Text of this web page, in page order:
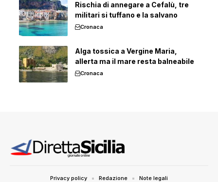
Rischia di annegare a Cefalù, tre
militari si tuffano e la salvano
Cronaca
Alga tossica a Vergine Maria,
allerta ma il mare resta balneabile
Cronaca
Privacy policy Redazione Note legali